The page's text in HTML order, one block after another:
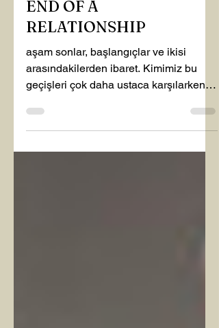
Kişisel Gelişim
END OF A
RELATIONSHIP
aşam sonlar, başlangıçlar ve ikisi
arasındakilerden ibaret. Kimimiz bu
geçişleri çok daha ustaca karşılarken